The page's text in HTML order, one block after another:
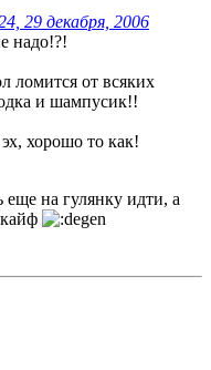
29 декабря, 2006
надо!?!
ломится от всяких
и шампусик!!
хорошо то как!
на гулянку идти, а